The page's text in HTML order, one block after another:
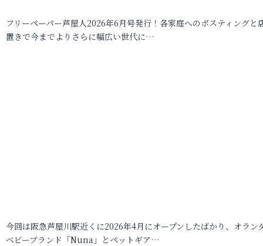
フリーペーパー芦屋人2026年6月号発行！各家庭へのポスティングと
置きで今までよりさらに幅広い世代に…
今回は阪急芦屋川駅近くに2026年4月にオープンしたばかり、オラン
ベビーブランド「Nuna」とペットギア…